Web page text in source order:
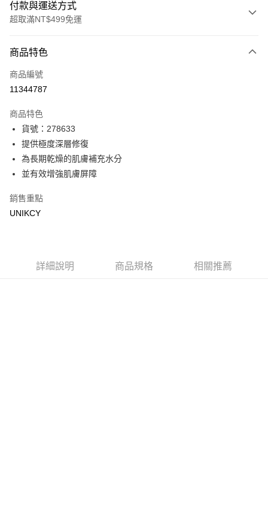
付款與運送方式
超取滿NT$499免運
icash Pay
信用卡一次付款
LINE Pay
Apple Pay
街口支付
悠遊付
Google Pay
7-11取貨付款［需3-5個工作天不含預購商品］
商品特色
商品編號
11344787
商品特色
貨號：278633
提供極度深層修復
為長期乾燥的肌膚補充水分
並有效增強肌膚屏障
銷售重點
UNIKCY
詳細說明 商品規格 相關推薦